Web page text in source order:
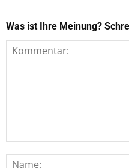
Was ist Ihre Meinung?